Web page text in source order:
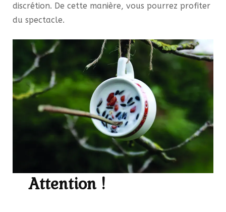
discrétion. De cette manière, vous pourrez profiter
du spectacle.
Attention !